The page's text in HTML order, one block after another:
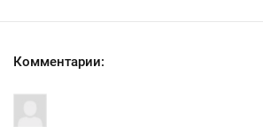
Комментарии: